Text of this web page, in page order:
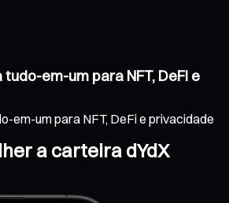
em-um para NFT, DeFi e
em-um para NFT, DeFi e privacidade
a carteira dYdX